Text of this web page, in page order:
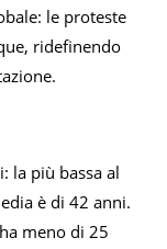
le proteste
ridefinendo
la più bassa al
è di 42 anni.
meno di 25